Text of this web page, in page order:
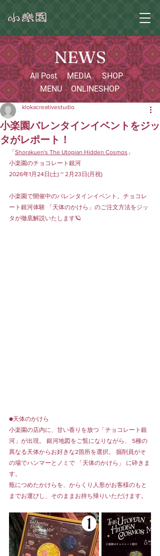
NEWS
All Post
MENU
MEDIA
SHOP
ONLINESHOP
小楽園バレンタインイベントをジッ
タがレポート！
klokacreativestudio
「 Shorakuen's The Utopian Hidden Cosmos 」
小楽園のチョコレート銀河
2026年1月24日(土) ~ 2月23日(月祝)
小楽園で開催中のバレンタインイベント。チョコレ
ート銀河体験 「天体のかけら」のご注文方法をジッ
タが徹底解説いたします🪐
●天体のかけら
小楽園の店内に、甘い香りを放つ「チョコレート銀
河」が出現。 銀河地図をご覧になりながら、 5種の
異なる天体からお好きな2箇所を選択。 掘削員がそ
の場でハンマーとノミで 「天体のかけら」 に砕きま
す。
瓶につめたかけらを、からくり人形がお客様のもと
までお運びし、そのままお持ち帰りいただけます。